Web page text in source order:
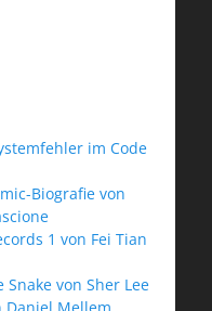
im Code
Biografie von
1 von Fei Tian
von Sher Lee